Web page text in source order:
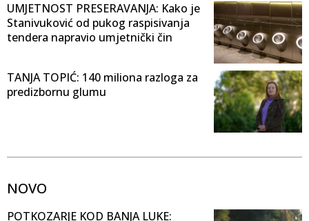
UMJETNOST PRESERAVANJA: Kako je
Stanivuković od pukog raspisivanja
tendera napravio umjetnički čin
TANJA TOPIĆ: 140 miliona razloga za
predizbornu glumu
NOVO
POTKOZARJE KOD BANJA LUKE: